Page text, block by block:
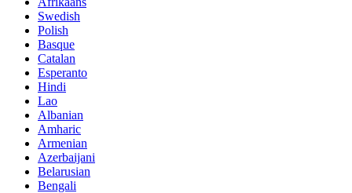
Swedish
Polish
Basque
Catalan
Esperanto
Hindi
Lao
Albanian
Amharic
Armenian
Azerbaijani
Belarusian
Bengali